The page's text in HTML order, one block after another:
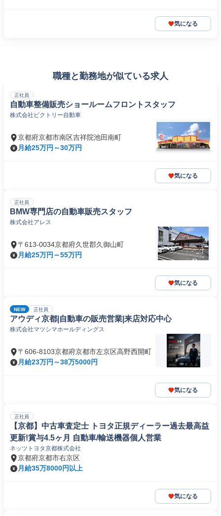
気になる
職種と勤務地が似ている求人
正社員
自動車整備販売ショールームフロントスタッフ
株式会社ビクトリー自動車
京都府京都市南区吉祥院池田南町
月給25万円～30万円
気になる
正社員
BMW専門店の自動車販売スタッフ
株式会社アレス
〒613-0034京都府久世郡久御山町
月給25万円～55万円
気になる
NEW 正社員
アウディ京都|自動車の販売営業|来店対応中心
株式会社マツシマホールディングス
〒606-8103京都府京都市左京区高野西開町
月給23万円～38万5000円
気になる
正社員
【京都】中古車査定士 トヨタ正規ディーラー過去最高益
更新!賞与4.5ヶ月 自動車/輸送機器個人営業
ネッツトヨタ京都株式会社
京都府京都市右京区
月給35万8000円以上
気になる